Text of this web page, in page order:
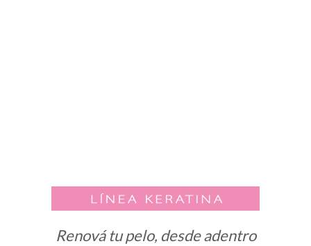
Renová tu pelo, desde adentro